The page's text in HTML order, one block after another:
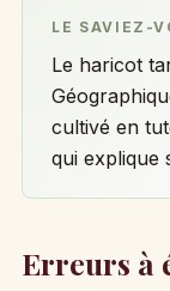
LE SAVIEZ-
Le haricot
cultivé en
qui explique
Erreurs à